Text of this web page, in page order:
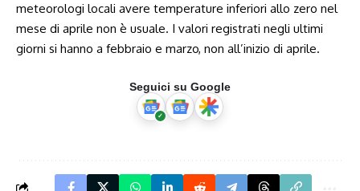
meteorologi locali avere temperature inferiori allo zero nel
mese di aprile non è usuale. I valori registrati negli ultimi
giorni si hanno a febbraio e marzo, non all’inizio di aprile.
Seguici su Google